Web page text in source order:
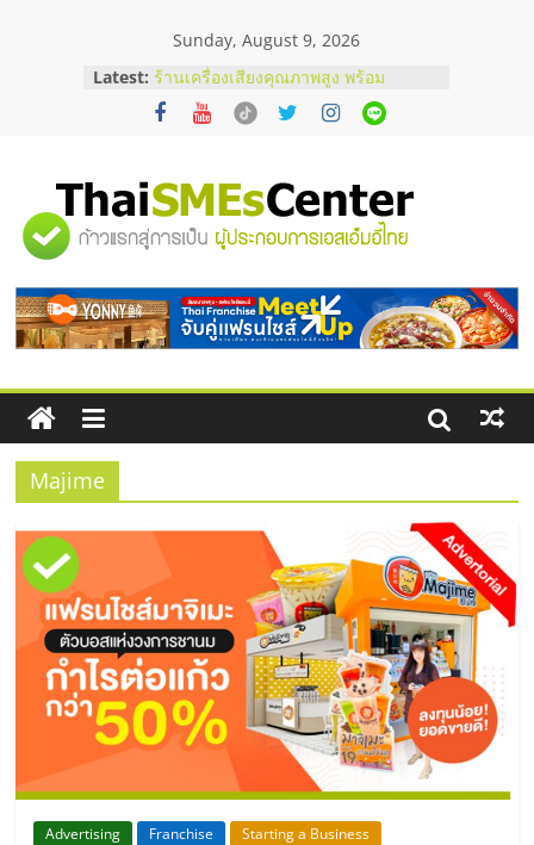
Sunday, August 9, 2026
Latest: ร้านเครื่องเสียงคุณภาพสูง พร้อม
โซลูชันระบบภาพและเสียง
บริษัท Cybersecurity ในไทยที่ไหนดี?
อยากหาเงินทุน เพิ่มสภาพคล่องให้ธุรกิจ
เริ่มยังไงให้ผ่านฉลุย
สัมมนาออนไลน์ โอกาสบริหารสถานี
สัมมนาลงทุน แฟรนไชส์ยอนนี่
ThaiFranchise Meet Up จับคู่แฟรน
ไชส์ ครั้งที่ 8
"ศูนย์
รวม
ข้อมูล
ธุรกิจ
SME
แห่ง
ประเทศไทย,
ThaiSMEsCenter,
รวม
ธุรกิจ
Majime
Advertising Franchise Starting a Business